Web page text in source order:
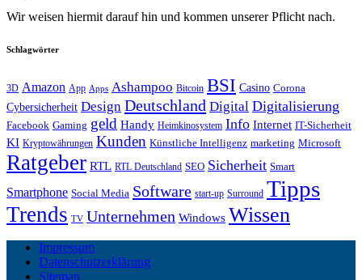
Wir weisen hiermit darauf hin und kommen unserer Pflicht nach.
Schlagwörter
3D Amazon App Apps Ashampoo Bitcoin BSI Casino Corona
Cybersicherheit Design Deutschland Digital Digitalisierung
Facebook Gaming geld Handy Heimkinosystem Info Internet IT-Sicherheit
KI Kryptowährungen Kunden Künstliche Intelligenz marketing Microsoft
Ratgeber RTL RTL Deutschland SEO Sicherheit Smart
Smartphone Social Media Software start-up Surround Tipps
Trends TV Unternehmen Windows Wissen
Impressum
Datenschutzerklärung
Sitemap